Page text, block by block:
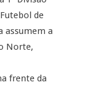
de
assumem a
Norte,
frente da